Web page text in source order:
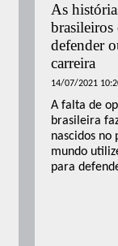
As
defender
carreira
14/07/2021
A falta de
brasileira
nascidos no
mundo
para